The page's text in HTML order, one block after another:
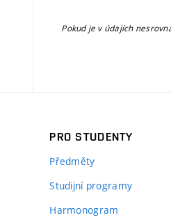
Pokud je v údajích
PRO STUDENTY
Předměty
Studijní programy
Harmonogram